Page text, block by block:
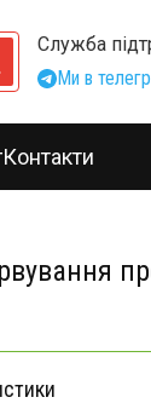
Служба
Ми в
Контакти